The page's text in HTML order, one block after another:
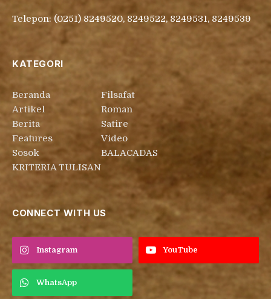
Telepon: (0251) 8249520, 8249522, 8249531, 8249539
KATEGORI
Beranda
Artikel
Berita
Features
Sosok
KRITERIA TULISAN
Filsafat
Roman
Satire
Video
BALACADAS
CONNECT WITH US
Instagram YouTube
WhatsApp